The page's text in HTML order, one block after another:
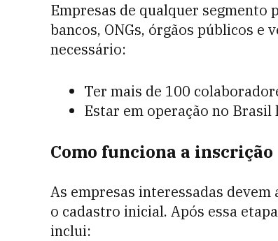
Empresas de qualquer segmento
bancos, ONGs, órgãos públicos e
necessário:
Ter mais de 100
Estar em operação no Brasil
Como funciona a inscrição
As empresas interessadas devem
o cadastro inicial. Após essa
inclui: